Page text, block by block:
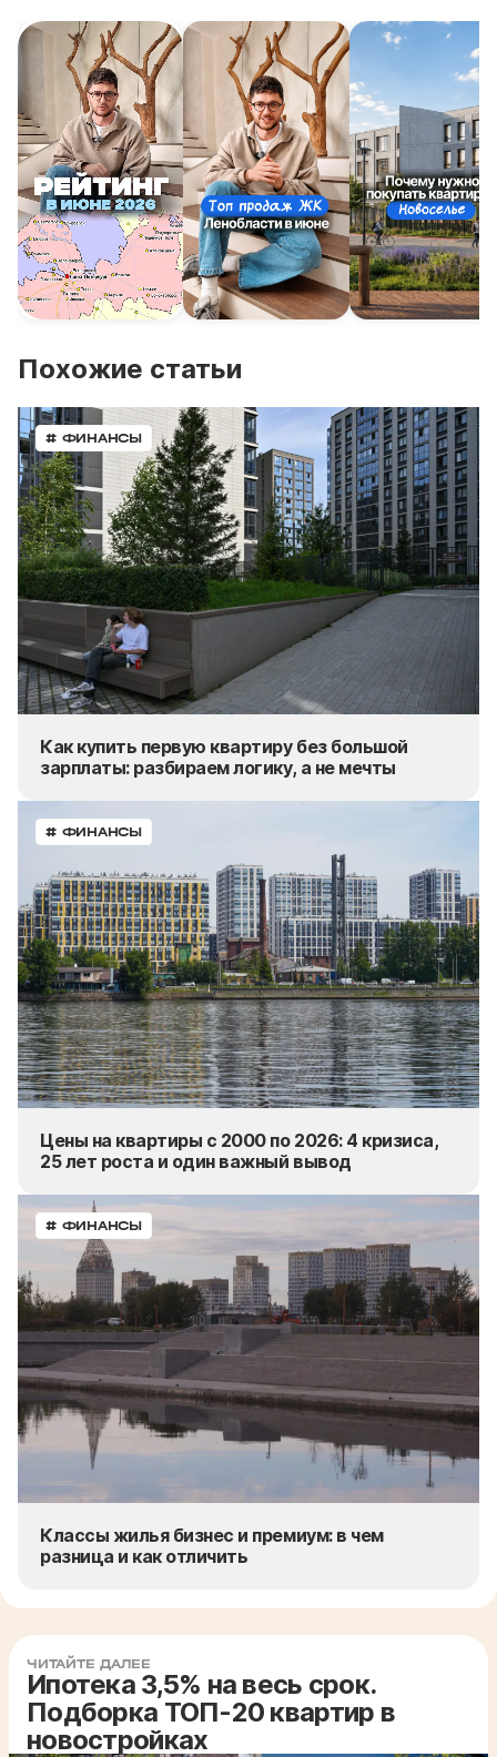
Похожие статьи
# ФИНАНСЫ
Как купить первую квартиру без большой
зарплаты: разбираем логику, а не мечты
# ФИНАНСЫ
Цены на квартиры с 2000 по 2026: 4 кризиса,
25 лет роста и один важный вывод
# ФИНАНСЫ
Классы жилья бизнес и премиум: в чем
разница и как отличить
ЧИТАЙТЕ ДАЛЕЕ
Ипотека 3,5% на весь срок.
Подборка ТОП-20 квартир в
новостройках